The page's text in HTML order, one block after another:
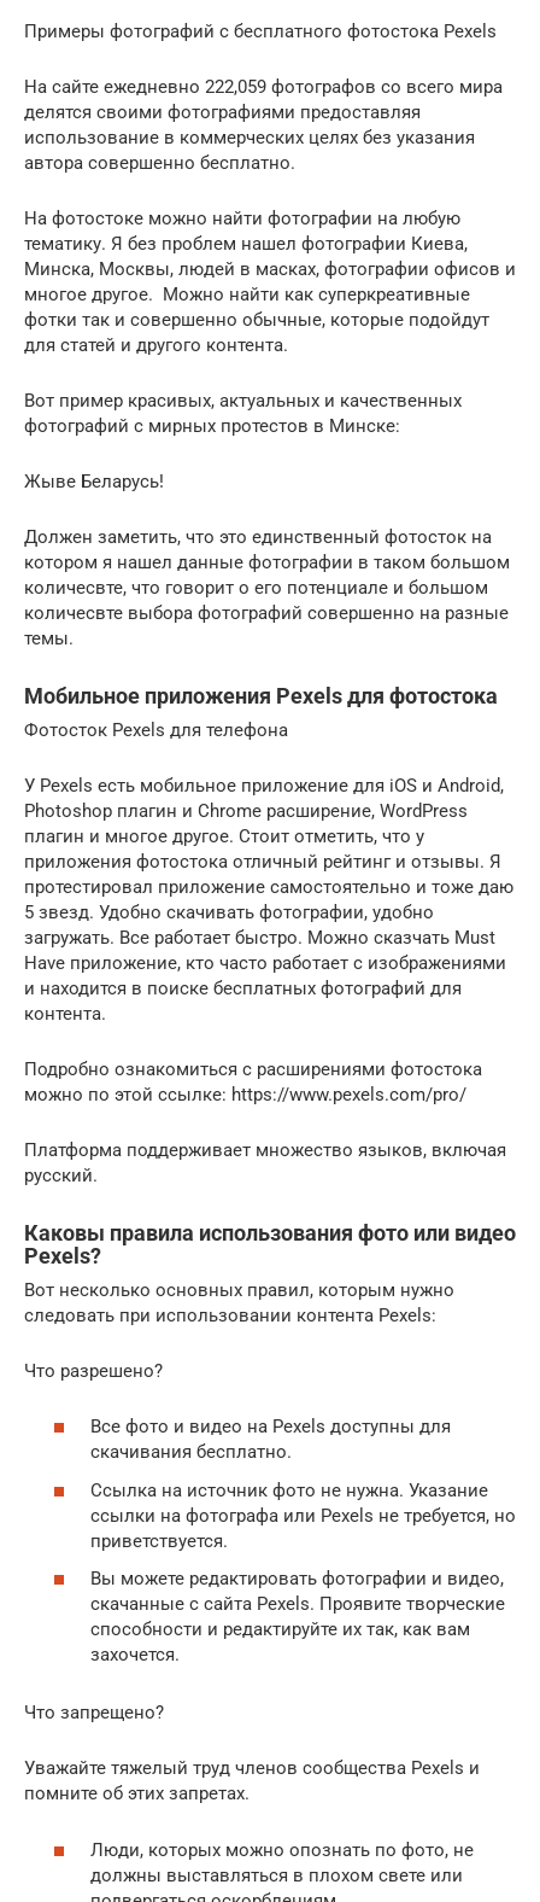
Примеры фотографий с бесплатного фотостока Pexels
На сайте ежедневно 222,059 фотографов со всего мира
делятся своими фотографиями предоставляя
использование в коммерческих целях без указания
автора совершенно бесплатно.
На фотостоке можно найти фотографии на любую
тематику. Я без проблем нашел фотографии Киева,
Минска, Москвы, людей в масках, фотографии офисов и
многое другое. Можно найти как суперкреативные
фотки так и совершенно обычные, которые подойдут
для статей и другого контента.
Вот пример красивых, актуальных и качественных
фотографий с мирных протестов в Минске:
Жыве Беларусь!
Должен заметить, что это единственный фотосток на
котором я нашел данные фотографии в таком большом
количесвте, что говорит о его потенциале и большом
количесвте выбора фотографий совершенно на разные
темы.
Мобильное приложения Pexels для фотостока
Фотосток Pexels для телефона
У Pexels есть мобильное приложение для iOS и Android,
Photoshop плагин и Chrome расширение, WordPress
плагин и многое другое. Стоит отметить, что у
приложения фотостока отличный рейтинг и отзывы. Я
протестировал приложение самостоятельно и тоже даю
5 звезд. Удобно скачивать фотографии, удобно
загружать. Все работает быстро. Можно сказчать Must
Have приложение, кто часто работает с изображениями
и находится в поиске бесплатных фотографий для
контента.
Подробно ознакомиться с расширениями фотостока
можно по этой ссылке: https://www.pexels.com/pro/
Платформа поддерживает множество языков, включая
русский.
Каковы правила использования фото или видео
Pexels?
Вот несколько основных правил, которым нужно
следовать при использовании контента Pexels:
Что разрешено?
Все фото и видео на Pexels доступны для
скачивания бесплатно.
Ссылка на источник фото не нужна. Указание
ссылки на фотографа или Pexels не требуется, но
приветствуется.
Вы можете редактировать фотографии и видео,
скачанные с сайта Pexels. Проявите творческие
способности и редактируйте их так, как вам
захочется.
Что запрещено?
Уважайте тяжелый труд членов сообщества Pexels и
помните об этих запретах.
Люди, которых можно опознать по фото, не
должны выставляться в плохом свете или